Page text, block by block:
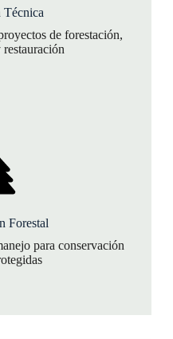
Técnica
de forestación,
Forestal
para conservación